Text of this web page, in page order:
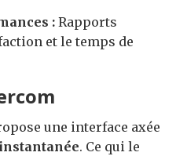
: Rapports
et le temps de
une interface axée
. Ce qui le